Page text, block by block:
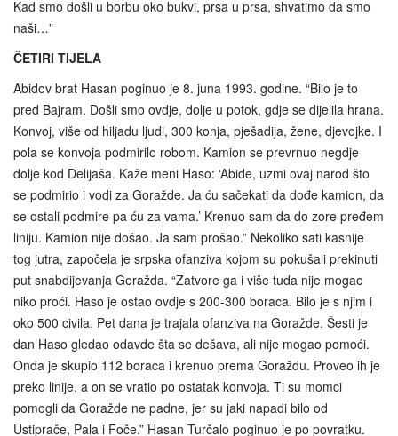
Kad smo došli u borbu oko bukvi, prsa u prsa, shvatimo da smo
naši…”
ČETIRI TIJELA
Abidov brat Hasan poginuo je 8. juna 1993. godine. “Bilo je to
pred Bajram. Došli smo ovdje, dolje u potok, gdje se dijelila hrana.
Konvoj, više od hiljadu ljudi, 300 konja, pješadija, žene, djevojke. I
pola se konvoja podmirilo robom. Kamion se prevrnuo negdje
dolje kod Delijaša. Kaže meni Haso: ‘Abide, uzmi ovaj narod što
se podmirio i vodi za Goražde. Ja ću sačekati da dođe kamion, da
se ostali podmire pa ću za vama.’ Krenuo sam da do zore pređem
liniju. Kamion nije došao. Ja sam prošao.” Nekoliko sati kasnije
tog jutra, započela je srpska ofanziva kojom su pokušali prekinuti
put snabdijevanja Goražda. “Zatvore ga i više tuda nije mogao
niko proći. Haso je ostao ovdje s 200-300 boraca. Bilo je s njim i
oko 500 civila. Pet dana je trajala ofanziva na Goražde. Šesti je
dan Haso gledao odavde šta se dešava, ali nije mogao pomoći.
Onda je skupio 112 boraca i krenuo prema Goraždu. Proveo ih je
preko linije, a on se vratio po ostatak konvoja. Ti su momci
pomogli da Goražde ne padne, jer su jaki napadi bilo od
Ustiprače, Pala i Foče.” Hasan Turčalo poginuo je po povratku.